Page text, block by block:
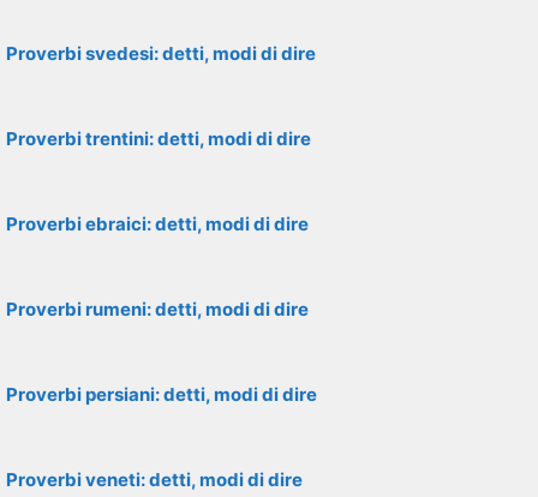
Proverbi svedesi: detti, modi di dire
Proverbi trentini: detti, modi di dire
Proverbi ebraici: detti, modi di dire
Proverbi rumeni: detti, modi di dire
Proverbi persiani: detti, modi di dire
Proverbi veneti: detti, modi di dire